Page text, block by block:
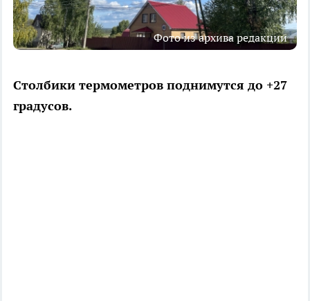
Фото из архива редакции
Столбики термометров поднимутся до +27
градусов.